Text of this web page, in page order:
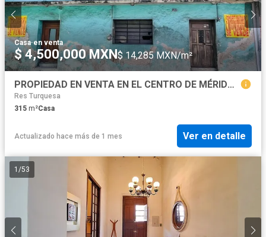
Casa·en venta
$ 4,500,000 MXN$ 14,285 MXN/m²
PROPIEDAD EN VENTA EN EL CENTRO DE MÉRIDA. CALLE 66 COL. CENTRO
Res Turquesa
315 m²Casa
Actualizado hace más de 1 mes Ver en detalle
1 /53